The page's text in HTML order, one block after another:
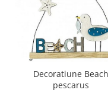
Decoratiune Beach
pescarus